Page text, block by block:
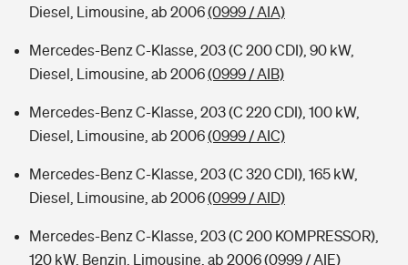
Diesel, Limousine, ab 2006(0999 / AIA)
Mercedes-Benz C-Klasse, 203 (C 200 CDI), 90 kW,
Diesel, Limousine, ab 2006(0999 / AIB)
Mercedes-Benz C-Klasse, 203 (C 220 CDI), 100 kW,
Diesel, Limousine, ab 2006(0999 / AIC)
Mercedes-Benz C-Klasse, 203 (C 320 CDI), 165 kW,
Diesel, Limousine, ab 2006(0999 / AID)
Mercedes-Benz C-Klasse, 203 (C 200 KOMPRESSOR),
120 kW, Benzin, Limousine, ab 2006(0999 / AIE)